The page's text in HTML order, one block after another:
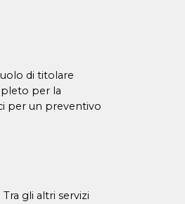
di titolare
per la
per un preventivo
gli altri servizi